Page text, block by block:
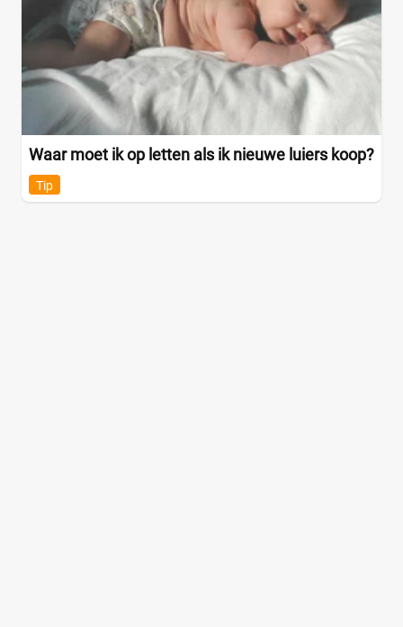
Waar moet ik op letten als ik nieuwe luiers koop?
Tip